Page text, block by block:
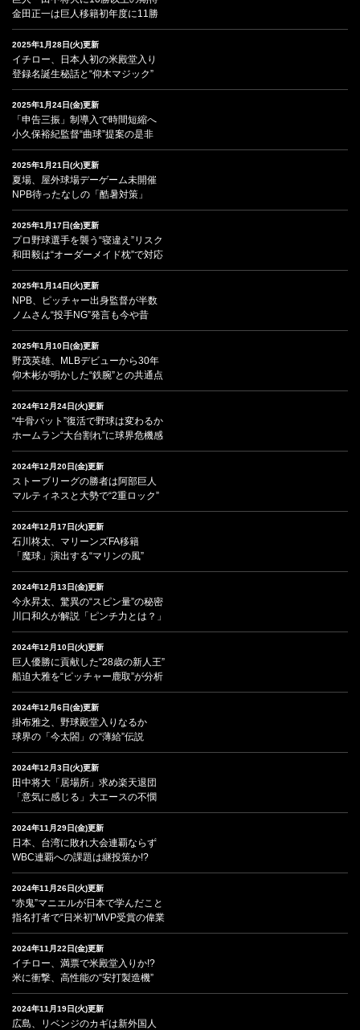
金田正一は巨人移籍初年度に11勝
2025年1月28日(火)更新
イチロー、日本人初の米殿堂入り
登録名誕生秘話と“仰木マジック”
2025年1月24日(金)更新
「申告三振」制導入で時間短縮へ
小久保裕紀監督“曲球”提案の是非
2025年1月21日(火)更新
夏場、屋外球場デーゲーム未開催
NPB待ったなしの「酷暑対策」
2025年1月17日(金)更新
プロ野球選手を襲う“寝違え”リスク
和田毅は“オーダーメイド枕”で対応
2025年1月14日(火)更新
NPB、ピッチャー出身監督が半数
ノムさん“投手NG”発言も今や昔
2025年1月10日(金)更新
野茂英雄、MLBデビューから30年
仰木彬が明かした“鉄腕”との共通点
2024年12月24日(火)更新
“牛骨バット”復活で野球は変わるか
ホームラン“大台割れ”に球界危機感
2024年12月20日(金)更新
ストーブリーグの勝者は阿部巨人
マルティネスと大勢で“2重ロック”
2024年12月17日(火)更新
石川柊太、マリーンズFA移籍
「魔球」演出する“マリンの風”
2024年12月13日(金)更新
今永昇太、驚異の“スピン量”の秘密
川口和久が解説「ピンチ力とは？」
2024年12月10日(火)更新
巨人優勝に貢献した“28歳の新人王”
船迫大雅を“ピッチャー鹿取”が分析
2024年12月6日(金)更新
掛布雅之、野球殿堂入りなるか
球界の「今太閤」の“薄給”伝説
2024年12月3日(火)更新
田中将大「居場所」求め楽天退団
「意気に感じる」大エースの不憫
2024年11月29日(金)更新
日本、台湾に敗れ大会連覇ならず
WBC連覇への課題は継投策か!?
2024年11月26日(火)更新
“赤鬼”マニエルが日本で学んだこと
指名打者で“日米初”MVP受賞の偉業
2024年11月22日(金)更新
イチロー、満票で米殿堂入りか!?
米に衝撃、高性能の“安打製造機”
2024年11月19日(火)更新
広島、リベンジのカギは新外国人